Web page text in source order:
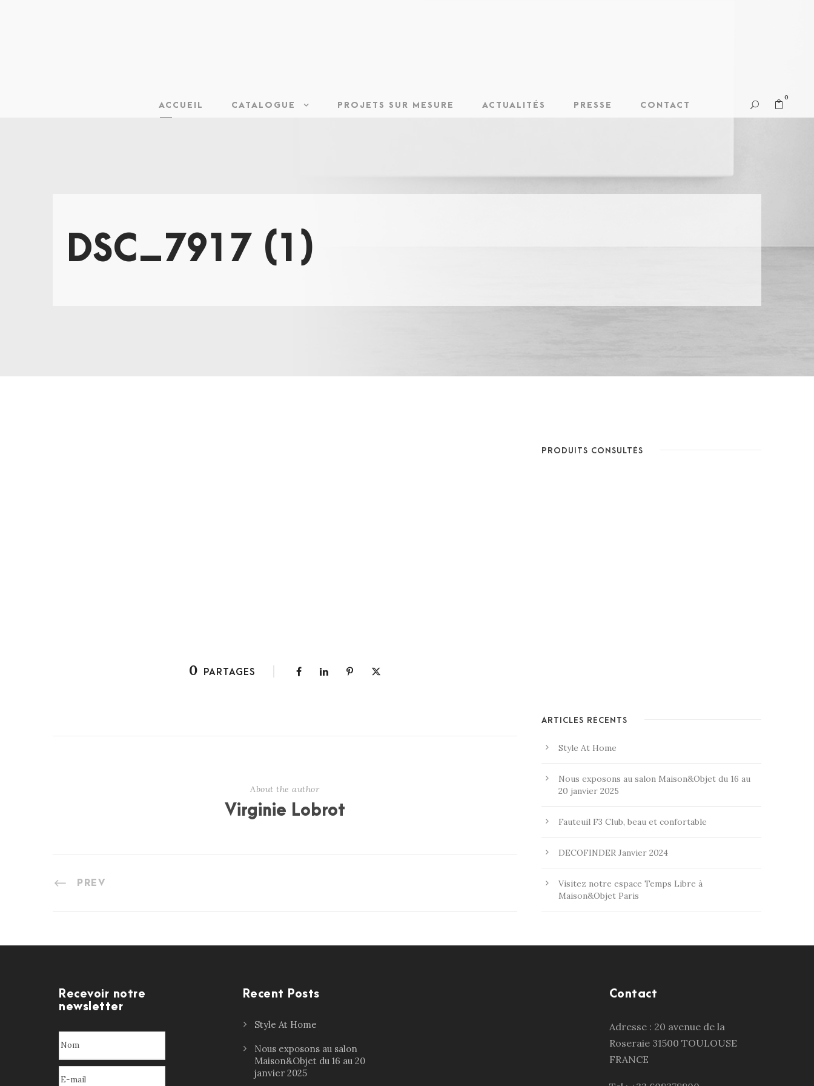
ACCUEIL CATALOGUE PROJETS SUR MESURE ACTUALITÉS PRESSE CONTACT
0
DSC_7917 (1)
0 PARTAGES
About the author
Virginie Lobrot
PREV
PRODUITS CONSULTÉS
ARTICLES RÉCENTS
Style At Home
Nous exposons au salon Maison&Objet du 16 au
20 janvier 2025
Fauteuil F3 Club, beau et confortable
DECOFINDER Janvier 2024
Visitez notre espace Temps Libre à
Maison&Objet Paris
Recevoir notre
newsletter
Recent Posts
Style At Home
Nous exposons au salon
Maison&Objet du 16 au 20
janvier 2025
Contact
Adresse : 20 avenue de la
Roseraie 31500 TOULOUSE
FRANCE